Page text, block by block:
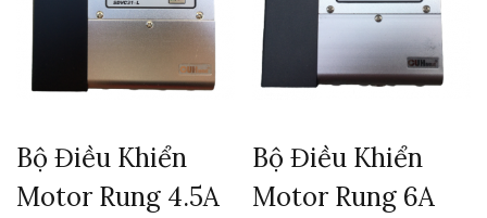
Bộ Điều Khiển
Motor Rung 4.5A
Bộ Điều Khiển
Motor Rung 6A